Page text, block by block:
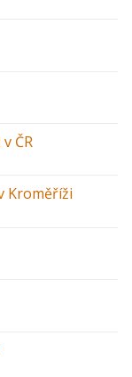
ČR
Kroměříži